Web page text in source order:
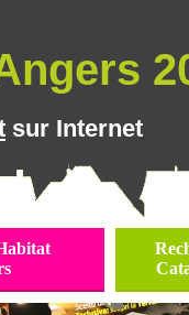
sur Internet